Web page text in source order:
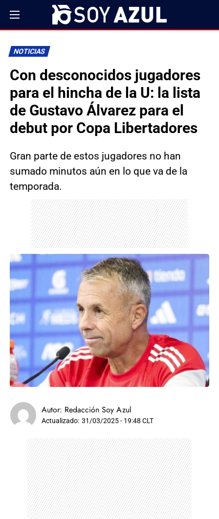
NOTICIAS
Con desconocidos jugadores
para el hincha de la U: la lista
de Gustavo Álvarez para el
debut por Copa Libertadores
Gran parte de estos jugadores no han
sumado minutos aún en lo que va de la
temporada.
Autor: Redacción Soy Azul
Actualizado: 31/03/2025 - 19:48 CLT